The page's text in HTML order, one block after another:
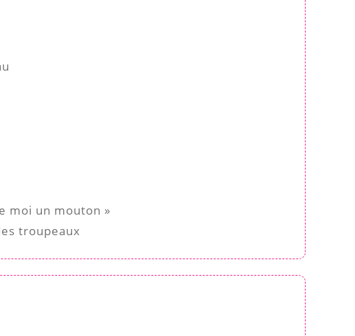
moi un mouton »
troupeaux